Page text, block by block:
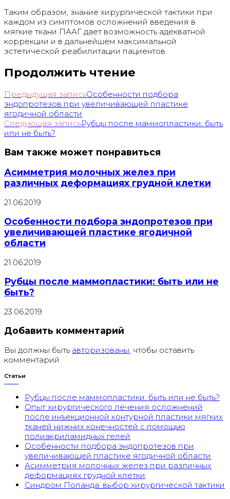
Таким образом, знание хирургической тактики при
каждом из симптомов осложнений введения в
мягкие ткани ПААГ дает возможность адекватной
коррекции и в дальнейшем максимальной
эстетической реабилитации пациентов.
Продолжить чтение
Предыдущая записьОсобенности подбора
эндопротезов при увеличивающей пластике
ягодичной области
Следующая записьРубцы после маммопластики: быть
или не быть?
Вам также может понравиться
Асимметрия молочных желез при
различных деформациях грудной клетки
21.06.2019
Особенности подбора эндопротезов при
увеличивающей пластике ягодичной
области
21.06.2019
Рубцы после маммопластики: быть или не
быть?
23.06.2019
Добавить комментарий
Вы должны быть авторизованы , чтобы оставить
комментарий.
Статьи
Рубцы после маммопластики: быть или не быть?
Опыт хирургического лечения осложнений
после инъекционной контурной пластики мягких
тканей нижних конечностей с помощью
полиакриламидных гелей
Особенности подбора эндопротезов при
увеличивающей пластике ягодичной области
Асимметрия молочных желез при различных
деформациях грудной клетки
Синдром Поланда: выбор хирургической тактики